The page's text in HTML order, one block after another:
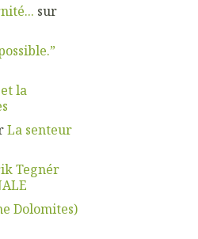
sur
la
La senteur
Tegnér
Dolomites)